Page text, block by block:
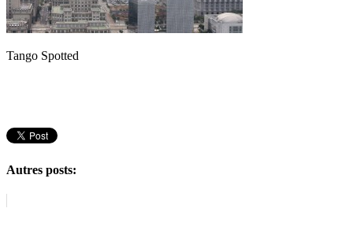
Tango Spotted
Autres posts: